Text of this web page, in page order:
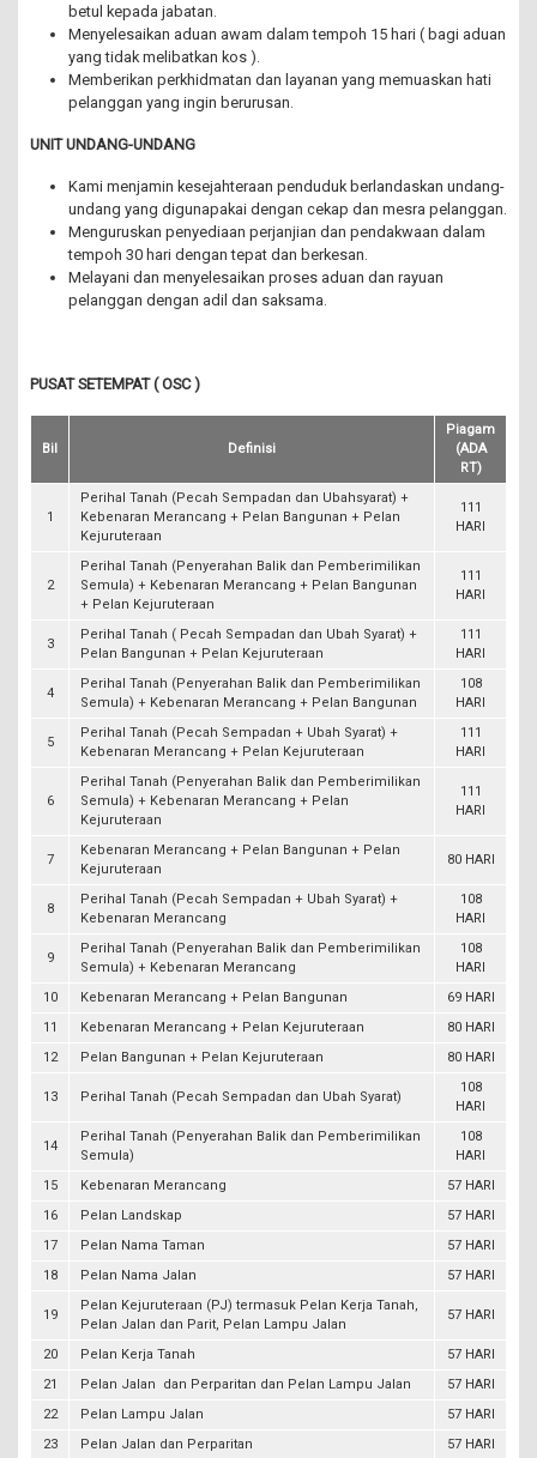
betul kepada jabatan.
Menyelesaikan aduan awam dalam tempoh 15 hari ( bagi aduan
yang tidak melibatkan kos ).
Memberikan perkhidmatan dan layanan yang memuaskan hati
pelanggan yang ingin berurusan.
UNIT UNDANG-UNDANG
Kami menjamin kesejahteraan penduduk berlandaskan undang-
undang yang digunapakai dengan cekap dan mesra pelanggan.
Menguruskan penyediaan perjanjian dan pendakwaan dalam
tempoh 30 hari dengan tepat dan berkesan.
Melayani dan menyelesaikan proses aduan dan rayuan
pelanggan dengan adil dan saksama.
PUSAT SETEMPAT ( OSC )
Bil Definisi
Piagam
(ADA
RT)
1
Perihal Tanah (Pecah Sempadan dan Ubahsyarat) +
Kebenaran Merancang + Pelan Bangunan + Pelan
Kejuruteraan
111
HARI
2
Perihal Tanah (Penyerahan Balik dan Pemberimilikan
Semula) + Kebenaran Merancang + Pelan Bangunan
+ Pelan Kejuruteraan
111
HARI
3
Perihal Tanah ( Pecah Sempadan dan Ubah Syarat) +
Pelan Bangunan + Pelan Kejuruteraan
111
HARI
4
Perihal Tanah (Penyerahan Balik dan Pemberimilikan
Semula) + Kebenaran Merancang + Pelan Bangunan
108
HARI
5
Perihal Tanah (Pecah Sempadan + Ubah Syarat) +
Kebenaran Merancang + Pelan Kejuruteraan
111
HARI
6
Perihal Tanah (Penyerahan Balik dan Pemberimilikan
Semula) + Kebenaran Merancang + Pelan
Kejuruteraan
111
HARI
7
Kebenaran Merancang + Pelan Bangunan + Pelan
Kejuruteraan
80 HARI
8
Perihal Tanah (Pecah Sempadan + Ubah Syarat) +
Kebenaran Merancang
108
HARI
9
Perihal Tanah (Penyerahan Balik dan Pemberimilikan
Semula) + Kebenaran Merancang
108
HARI
10
Kebenaran Merancang + Pelan Bangunan
69 HARI
11
Kebenaran Merancang + Pelan Kejuruteraan
80 HARI
12
Pelan Bangunan + Pelan Kejuruteraan 80 HARI
13 Perihal Tanah (Pecah Sempadan dan Ubah Syarat)
108
HARI
14
Perihal Tanah (Penyerahan Balik dan Pemberimilikan
Semula)
108
HARI
15
Kebenaran Merancang
57 HARI
16
Pelan Landskap
57 HARI
17
Pelan Nama Taman
57 HARI
18
Pelan Nama Jalan 57 HARI
19
Pelan Kejuruteraan (PJ) termasuk Pelan Kerja Tanah,
Pelan Jalan dan Parit, Pelan Lampu Jalan
57 HARI
20 Pelan Kerja Tanah
57 HARI
21
Pelan Jalan dan Perparitan dan Pelan Lampu Jalan
57 HARI
22
Pelan Lampu Jalan
57 HARI
23
Pelan Jalan dan Perparitan
57 HARI